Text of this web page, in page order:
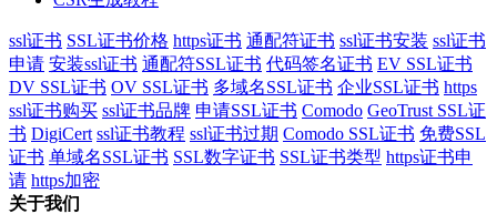
ssl证书 SSL证书价格 https证书 通配符证书 ssl证书安装 ssl证书
申请 安装ssl证书 通配符SSL证书 代码签名证书 EV SSL证书
DV SSL证书 OV SSL证书 多域名SSL证书 企业SSL证书 https
ssl证书购买 ssl证书品牌 申请SSL证书 Comodo GeoTrust SSL证
书 DigiCert ssl证书教程 ssl证书过期 Comodo SSL证书 免费SSL
证书 单域名SSL证书 SSL数字证书 SSL证书类型 https证书申
请 https加密
关于我们